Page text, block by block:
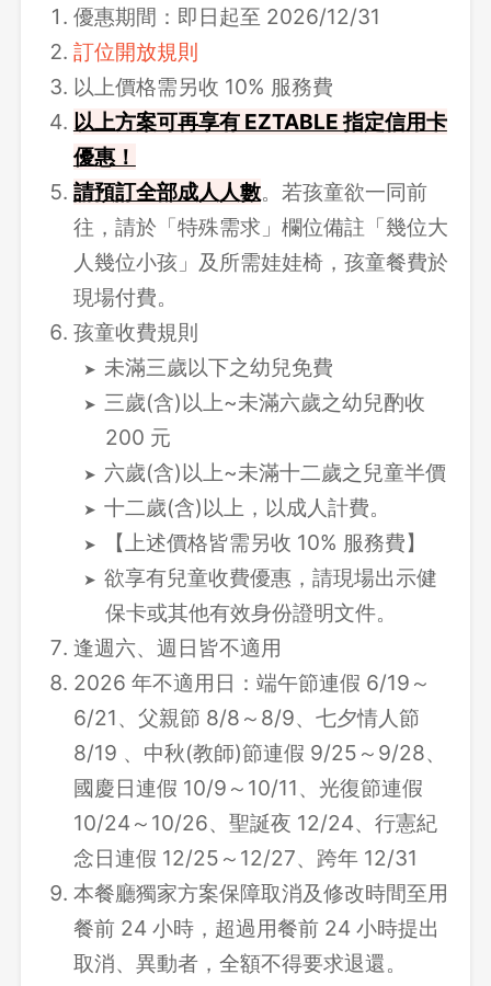
優惠期間：即日起至 2026/12/31
訂位開放規則
以上價格需另收 10% 服務費
以上方案可再享有 EZTABLE 指定信用卡
優惠！
請預訂全部成人人數。若孩童欲一同前
往，請於「特殊需求」欄位備註「幾位大
人幾位小孩」及所需娃娃椅，孩童餐費於
現場付費。
孩童收費規則
未滿三歲以下之幼兒免費
三歲(含)以上~未滿六歲之幼兒酌收
200 元
六歲(含)以上~未滿十二歲之兒童半價
十二歲(含)以上，以成人計費。
【上述價格皆需另收 10% 服務費】
欲享有兒童收費優惠，請現場出示健
保卡或其他有效身份證明文件。
逢週六、週日皆不適用
2026 年不適用日：端午節連假 6/19～
6/21、父親節 8/8～8/9、七夕情人節
8/19 、中秋(教師)節連假 9/25～9/28、
國慶日連假 10/9～10/11、光復節連假
10/24～10/26、聖誕夜 12/24、行憲紀
念日連假 12/25～12/27、跨年 12/31
本餐廳獨家方案保障取消及修改時間至用
餐前 24 小時，超過用餐前 24 小時提出
取消、異動者，全額不得要求退還。